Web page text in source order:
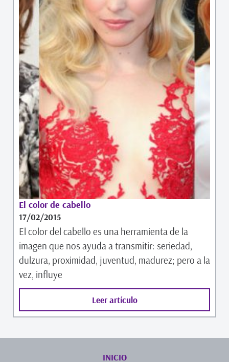
El color de cabello
17/02/2015
El color del cabello es una herramienta de la
imagen que nos ayuda a transmitir: seriedad,
dulzura, proximidad, juventud, madurez; pero a la
vez, influye
Leer artículo
INICIO